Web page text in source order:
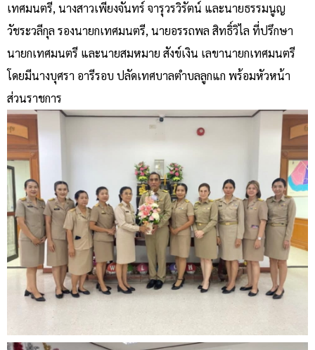
เทศมนตรี, นางสาวเพียงจันทร์ จารุวรวิรัตน์ และนายธรรมนูญ
วัชระวลีกุล รองนายกเทศมนตรี, นายอรรถพล สิทธิ์วิไล ที่ปรึกษา
นายกเทศมนตรี และนายสมหมาย สังข์เงิน เลขานายกเทศมนตรี
โดยมีนางบุศรา อารีรอบ ปลัดเทศบาลตำบลลูกแก พร้อมหัวหน้า
ส่วนราชการ